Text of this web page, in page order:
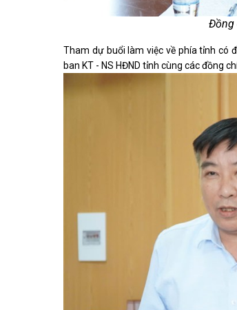
Đồng
Tham dự buổi làm việc về phía tỉnh có
ban KT - NS HĐND tỉnh cùng các đồng